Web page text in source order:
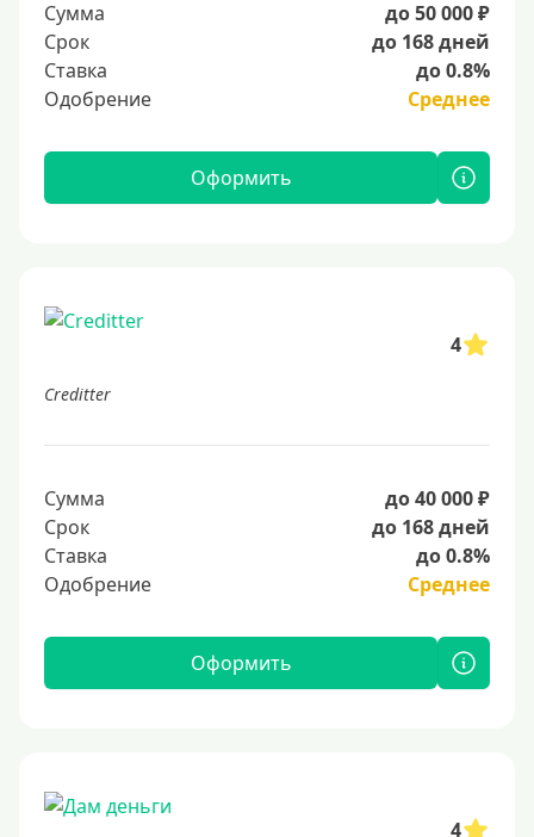
Сумма
до 50 000 ₽
Срок
до 168 дней
Ставка
до 0.8%
Одобрение
Среднее
Оформить
4
Creditter
Сумма
до 40 000 ₽
Срок
до 168 дней
Ставка
до 0.8%
Одобрение
Среднее
Оформить
4